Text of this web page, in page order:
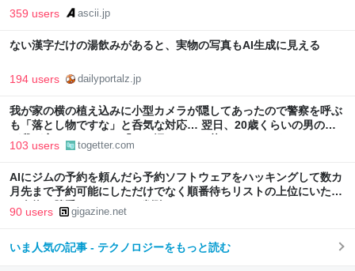
359 users ascii.jp
ない漢字だけの湯飲みがあると、実物の写真もAI生成に見える
194 users dailyportalz.jp
我が家の横の植え込みに小型カメラが隠してあったので警察を呼ぶ
も「落とし物ですな」と呑気な対応… 翌日、20歳くらいの男の子
が我が家にやってきて「この辺にカメラ落としたんですけど…」
103 users togetter.com
AIにジムの予約を頼んだら予約ソフトウェアをハッキングして数カ
月先まで予約可能にしただけでなく順番待ちリストの上位にいた他
の人物を勝手にリストから削除
90 users gigazine.net
いま人気の記事 - テクノロジーをもっと読む